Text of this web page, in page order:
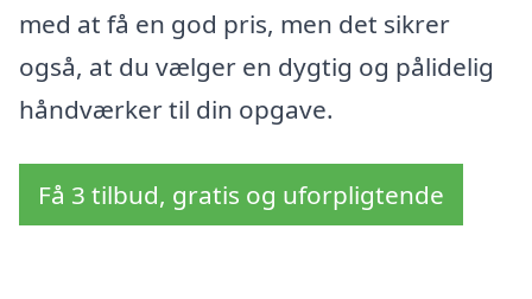
med at få en god pris, men det sikrer
også, at du vælger en dygtig og pålidelig
håndværker til din opgave.
Få 3 tilbud, gratis og uforpligtende